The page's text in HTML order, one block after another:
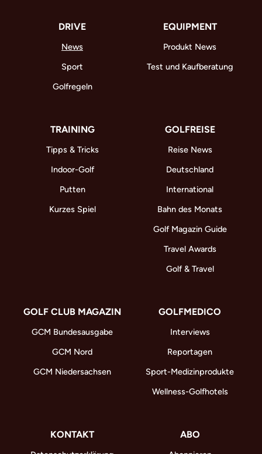
DRIVE
News
Sport
Golfregeln
EQUIPMENT
Produkt News
Test und Kaufberatung
TRAINING
Tipps & Tricks
Indoor-Golf
Putten
Kurzes Spiel
GOLFREISE
Reise News
Deutschland
International
Bahn des Monats
Golf Magazin Guide
Travel Awards
Golf & Travel
GOLF CLUB MAGAZIN
GCM Bundesausgabe
GCM Nord
GCM Niedersachsen
GOLFMEDICO
Interviews
Reportagen
Sport-Medizinprodukte
Wellness-Golfhotels
KONTAKT ABO